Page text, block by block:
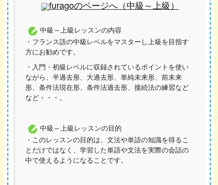
furagoのページへ（中級～上級）
中級～上級レッスンの内容
・フランス語の中級レベルをマスターし上級を目指す
方にお勧めです。
・入門・初級レベルに収録されているポイントを使い
ながら、半過去形、大過去形、単純未来形、前未来
形、条件法現在形、条件法過去形、接続法の練習など
など・・・。
中級～上級レッスンの目的
・このレッスンの目的は、文法や単語の知識を得るこ
とだけではなく、学習した単語や文法を実際の会話の
中で使えるようになることです。